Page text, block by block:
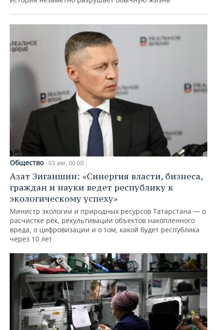
Общество 03 авг, 00:00
Азат Зиганшин: «Синергия власти, бизнеса,
граждан и науки ведет республику к
экологическому успеху»
Министр экологии и природных ресурсов Татарстана — о
расчистке рек, рекультивации объектов накопленного
вреда, о цифровизации и о том, какой будет республика
через 10 лет